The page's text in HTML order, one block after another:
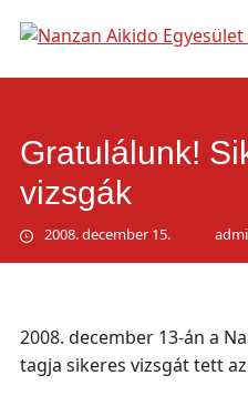
Gratulálunk!
vizsgák
2008. december 15.
2008. december 13-án a
tagja sikeres vizsgát tett